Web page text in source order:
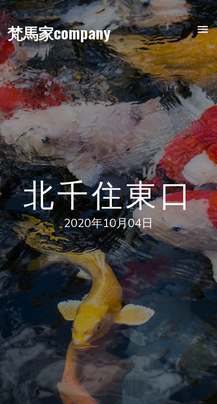
梵馬家company
北千住東口
2020年10月04日